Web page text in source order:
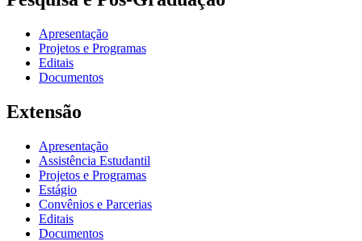
Apresentação
Projetos e Programas
Editais
Documentos
Extensão
Apresentação
Assistência Estudantil
Projetos e Programas
Estágio
Convênios e Parcerias
Editais
Documentos